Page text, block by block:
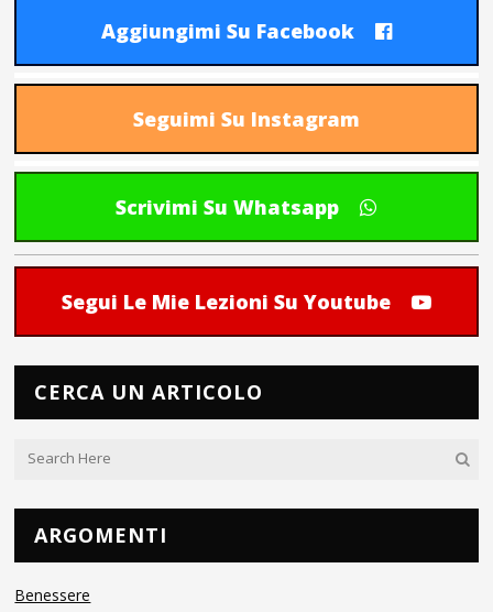
Aggiungimi Su Facebook
Seguimi Su Instagram
Scrivimi Su Whatsapp
Segui Le Mie Lezioni Su Youtube
CERCA UN ARTICOLO
ARGOMENTI
Benessere